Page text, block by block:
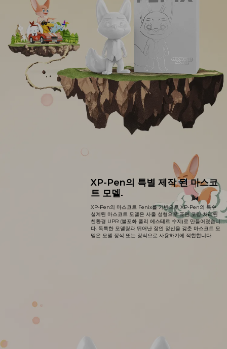
XP-Pen의 특별 제작 된 마스코
트 모델.
XP-Pen의 마스코트 Fenix를 기반으로 XP-Pen의 특수
설계된 마스코트 모델은 사출 성형으로 표면 코팅 처리된
친환경 UPR (불포화 폴리 에스테르 수지)로 만들어졌습니
다. 독특한 모델링과 뛰어난 장인 정신을 갖춘 마스코트 모
델은 모델 장식 또는 장식으로 사용하기에 적합합니다.